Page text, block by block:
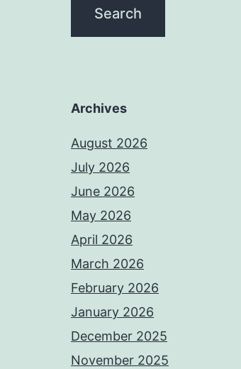
Archives
August 2026
July 2026
June 2026
May 2026
April 2026
March 2026
February 2026
January 2026
December 2025
November 2025